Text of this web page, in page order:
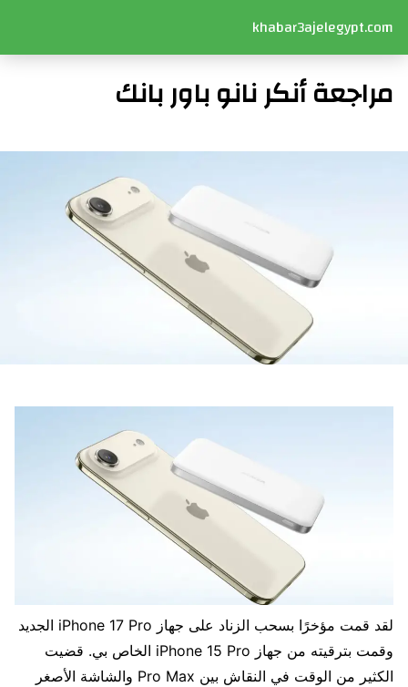
khabar3ajelegypt.com
مراجعة أنكر نانو باور بانك
لقد قمت مؤخرًا بسحب الزناد على جهاز iPhone 17 Pro الجديد
وقمت بترقيته من جهاز iPhone 15 Pro الخاص بي. قضيت
الكثير من الوقت في النقاش بين Pro Max والشاشة الأصغر